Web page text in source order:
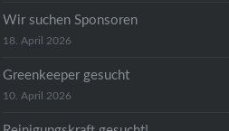
Wir suchen Sponsoren
18. April 2026
Greenkeeper gesucht
10. April 2026